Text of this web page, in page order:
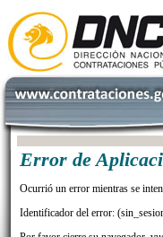
Error de
Ocurrió un error mientras se
Identificador del error: